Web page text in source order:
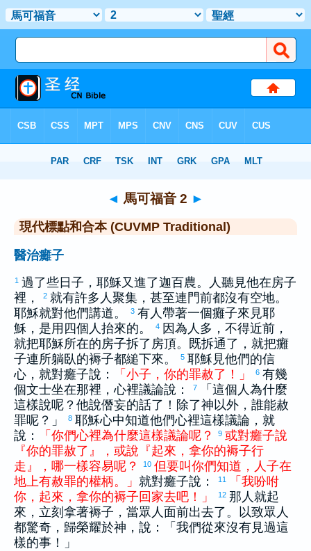
> 馬可福音 2
◄ 馬可福音 2 ►
現代標點和合本 (CUVMP Traditional)
醫治癱子
1 過了些日子，耶穌又進了迦百農。人聽見他在房子
裡，
2 就有許多人聚集，甚至連門前都沒有空地。
耶穌就對他們講道。
3 有人帶著一個癱子來見耶
穌，是用四個人抬來的。
4 因為人多，不得近前，
就把耶穌所在的房子拆了房頂。既拆通了，就把癱
子連所躺臥的褥子都縋下來。
5 耶穌見他們的信
心，就對癱子說：
「 小子 ， 你的罪赦了 ！ 」 6 有幾
個文士坐在那裡，心裡議論說：
7
「這個人為什麼
這樣說呢？他說僭妄的話了！除了神以外，誰能赦
罪呢？」
8 耶穌心中知道他們心裡這樣議論，就
說：
「 你們心裡為什麼這樣議論呢 ？ 9 或對癱子說
『你的罪赦了 』 ， 或說 『起來 ， 拿你的褥子行
走』 ， 哪一樣容易呢 ？ 10 但要叫 你們知道 ， 人子在
地上有赦罪的權柄。 」 就對癱子說： 11 「 我吩咐
你 ， 起來 ， 拿你的褥子 回家去吧 ！ 」 12 那人就起
來，立刻拿著褥子，當眾人面前出去了。以致眾人
都驚奇，歸榮耀於神，說：「我們從來沒有見過這
樣的事！」